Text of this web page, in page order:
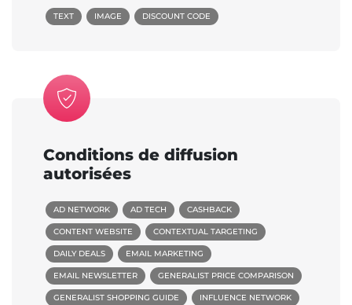
TEXT IMAGE DISCOUNT CODE
Conditions de diffusion
autorisées
AD NETWORK AD TECH CASHBACK
CONTENT WEBSITE CONTEXTUAL TARGETING
DAILY DEALS EMAIL MARKETING
EMAIL NEWSLETTER GENERALIST PRICE COMPARISON
GENERALIST SHOPPING GUIDE INFLUENCE NETWORK